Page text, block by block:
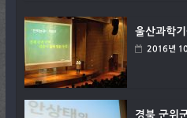
울산과학
2016년
경북 군위